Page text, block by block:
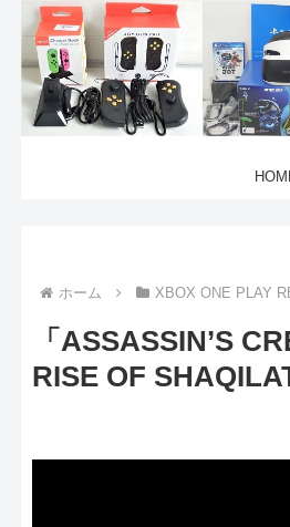
ホーム XBOX ONE PLAY
「ASSASSIN’S
RISE OF